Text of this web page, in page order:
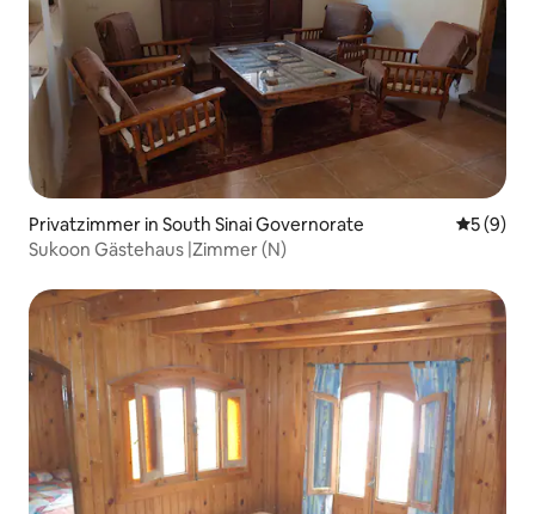
Privatzimmer in South Sinai Governorate
5 (9)
Sukoon Gästehaus |Zimmer (N)